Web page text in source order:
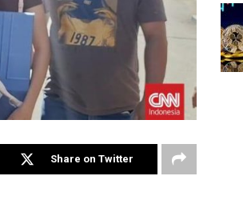
Share on Twitter